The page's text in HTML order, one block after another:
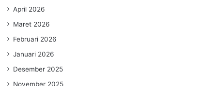
April 2026
Maret 2026
Februari 2026
Januari 2026
Desember 2025
November 2025